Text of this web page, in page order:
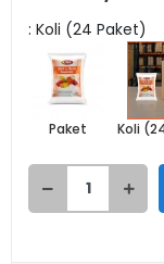
: Koli (24 Paket)
Paket Koli